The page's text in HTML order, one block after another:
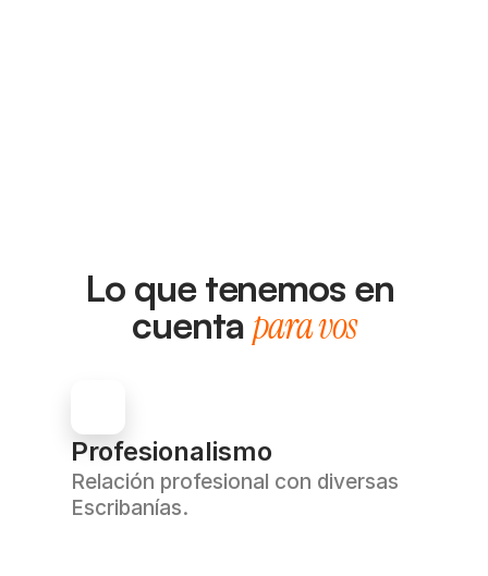
Lo que tenemos en
cuenta para vos
Profesionalismo
Relación profesional con diversas
Escribanías.